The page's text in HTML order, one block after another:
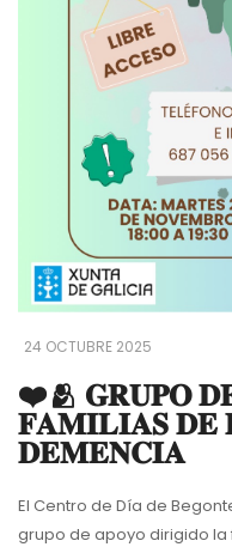
24 OCTUBRE 2025
❤️🫂 𝐆𝐑𝐔𝐏𝐎
𝐅𝐀𝐌𝐈𝐋𝐈𝐀𝐒
𝐃𝐄𝐌𝐄𝐍𝐂𝐈𝐀
El Centro de Día de
grupo de apoyo dirigido